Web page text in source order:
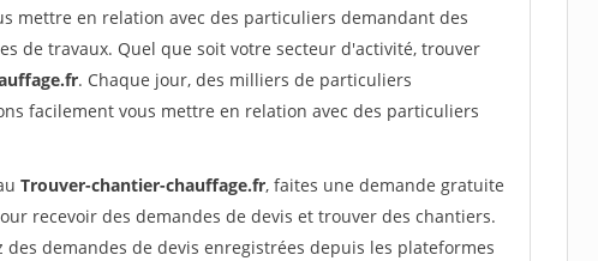
mettre en relation avec des particuliers demandant des
de travaux. Quel que soit votre secteur d'activité, trouver
. Chaque jour, des milliers de particuliers
facilement vous mettre en relation avec des particuliers
Trouver-chantier-chauffage.fr, faites une demande gratuite
recevoir des demandes de devis et trouver des chantiers.
demandes de devis enregistrées depuis les plateformes